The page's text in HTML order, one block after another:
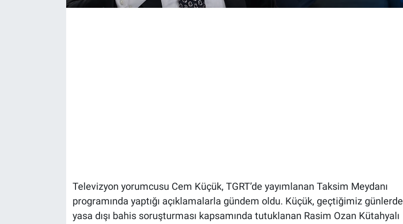
Televizyon yorumcusu Cem Küçük, TGRT’de yayımlanan Taksim Meydanı
programında yaptığı açıklamalarla gündem oldu. Küçük, geçtiğimiz günlerde
yasa dışı bahis soruşturması kapsamında tutuklanan Rasim Ozan Kütahyalı